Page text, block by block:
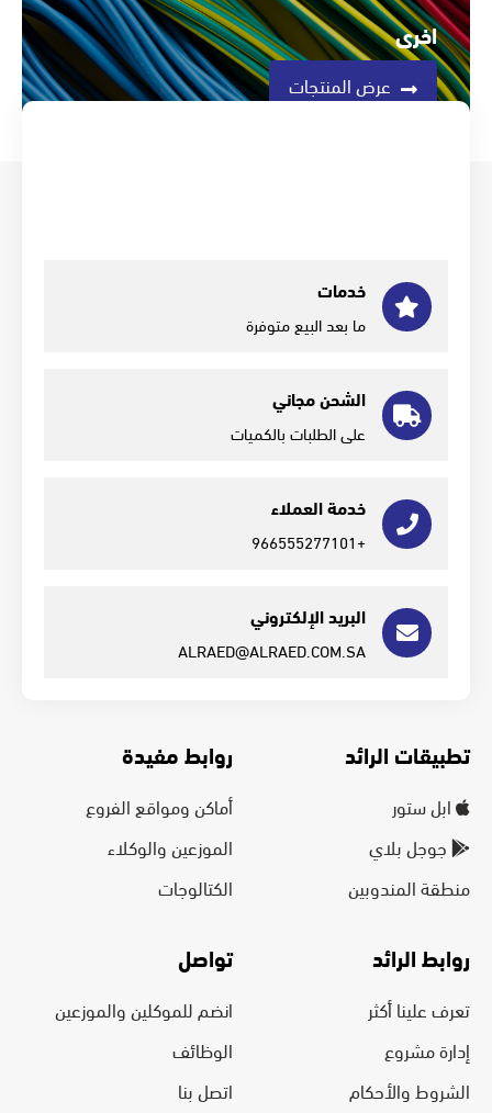
اخرى
عرض المنتجات
خدمات
ما بعد البيع متوفرة
الشحن مجاني
على الطلبات بالكميات
خدمة العملاء
+966555277101
البريد الإلكتروني
ALRAED@ALRAED.COM.SA
تطبيقات الرائد
ابل ستور
جوجل بلاي
منطقة المندوبين
روابط مفيدة
أماكن ومواقع الفروع
الموزعين والوكلاء
الكتالوجات
روابط الرائد
تعرف علينا أكثر
إدارة مشروع
الشروط والأحكام
تواصل
انضم للموكلين والموزعين
الوظائف
اتصل بنا